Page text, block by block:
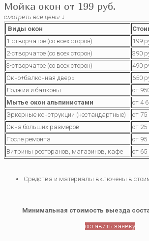
Мойка окон от 199 руб.
смотреть все цены ↓
Виды окон
1-створчатое (со всех сторон)
199
2-створчатое (со всех сторон)
390
3-створчатое (со всех сторон)
490
Окно+балконная дверь
650
Лоджии и балконы
от
Мытье окон альпинистами
от 4
Эркерные конструкции (нестандартные)
от
Окна больших размеров
от
После ремонта
от
Витрины ресторанов, магазинов, кафе
от
Средства и материалы включены в
Минимальная стоимость выезда
оставить заявку